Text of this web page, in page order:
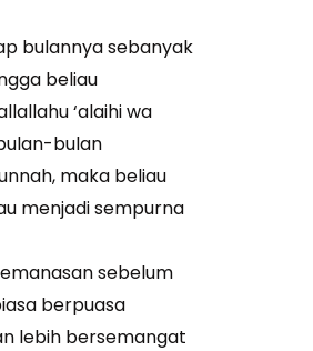
bulannya sebanyak
beliau
‘alaihi wa
bulan
maka beliau
menjadi sempurna
sebelum
berpuasa
lebih bersemangat